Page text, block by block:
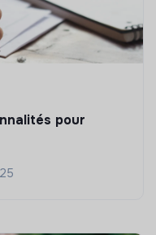
pour